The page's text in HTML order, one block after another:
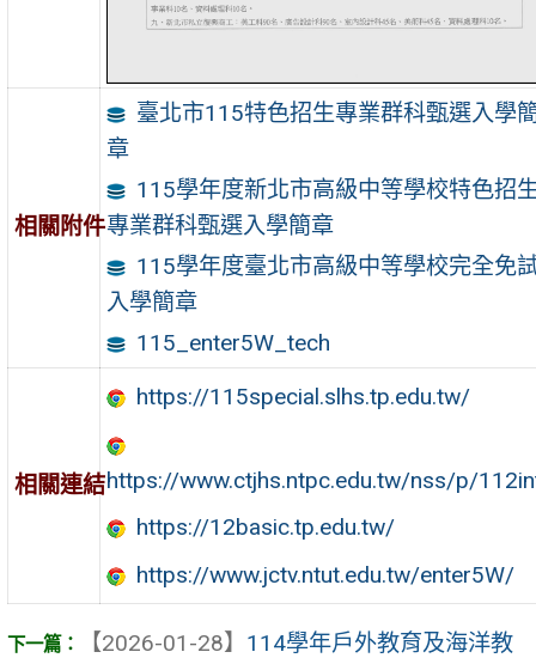
相關附件
臺北市115特色招生專業群科甄選入學
章
115學年度新北市高級中等學校特色招
專業群科甄選入學簡章
115學年度臺北市高級中等學校完全免
入學簡章
115_enter5W_tech
相關連結
https://115special.slhs.tp.edu.tw/
https://www.ctjhs.ntpc.edu.tw/nss/p/
https://12basic.tp.edu.tw/
https://www.jctv.ntut.edu.tw/enter5W/
【2026-01-28】 114學年戶外教育及海洋教